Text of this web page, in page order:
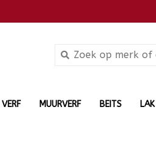
VERF MUURVERF BEITS LAK